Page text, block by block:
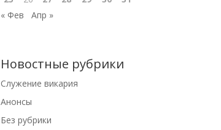
« Фев
Апр »
Новостные рубрики
Cлужение викария
Анонсы
Без рубрики